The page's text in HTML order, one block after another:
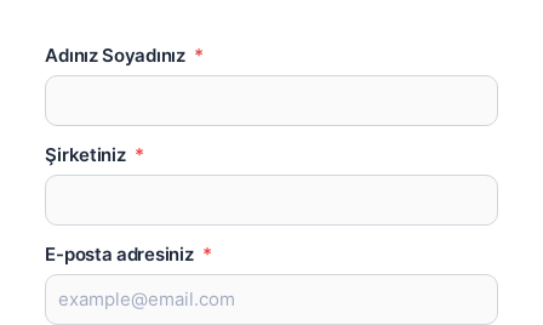
Adınız Soyadınız *
Şirketiniz *
E-posta adresiniz *